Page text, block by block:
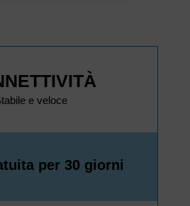
e veloce
per 30 giorni